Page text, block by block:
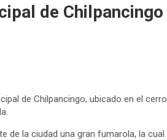
de Chilpancingo
de Chilpancingo, ubicado en el cerro
de la ciudad una gran fumarola, la cual